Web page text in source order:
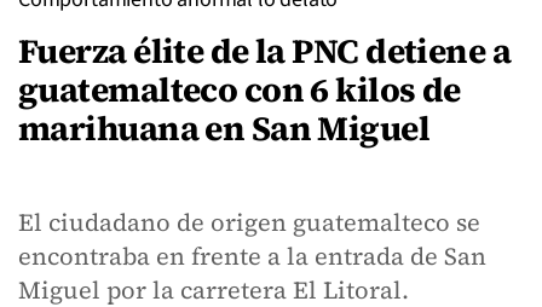
Fuerza élite de la PNC detiene a
guatemalteco con 6 kilos de
marihuana en San Miguel
El ciudadano de origen guatemalteco se
encontraba en frente a la entrada de San
Miguel por la carretera El Litoral.